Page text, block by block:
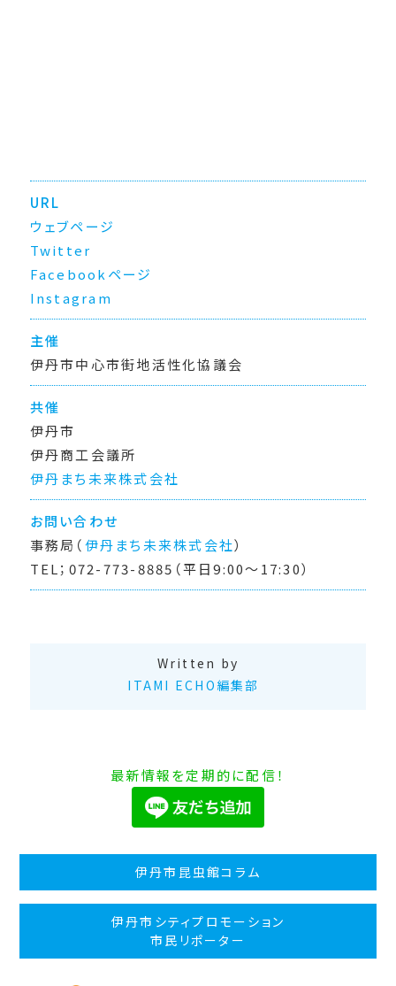
URL
ウェブページ
Twitter
Facebookページ
Instagram
主催
伊丹市中心市街地活性化協議会
共催
伊丹市
伊丹商工会議所
伊丹まち未来株式会社
お問い合わせ
事務局（伊丹まち未来株式会社）
TEL；072-773-8885（平日9:00～17:30）
Written by
ITAMI ECHO編集部
最新情報を定期的に配信！
伊丹市昆虫館コラム
伊丹市シティプロモーション
市民リポーター